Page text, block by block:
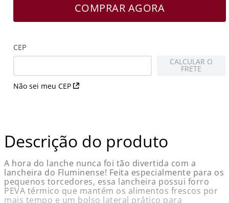
COMPRAR AGORA
CEP
Não sei meu CEP
CALCULAR O
FRETE
Descrição do produto
A hora do lanche nunca foi tão divertida com a
lancheira do Fluminense! Feita especialmente para os
pequenos torcedores, essa lancheira possui forro
PEVA térmico que mantém os alimentos frescos por
mais tempo e um bolso lateral prático para